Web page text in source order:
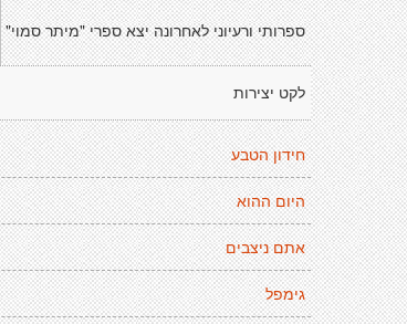
ספרותי ורעיוני לאחרונה יצא ספרי "מיתר סמוי"
לקט יצירות
חידון הטבע
היום ההוא
אתם ניצבים
גימפל